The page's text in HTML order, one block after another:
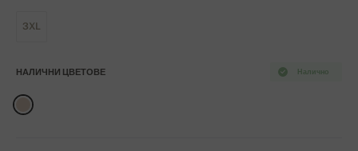
3XL
Налично
НАЛИЧНИ ЦВЕТОВЕ